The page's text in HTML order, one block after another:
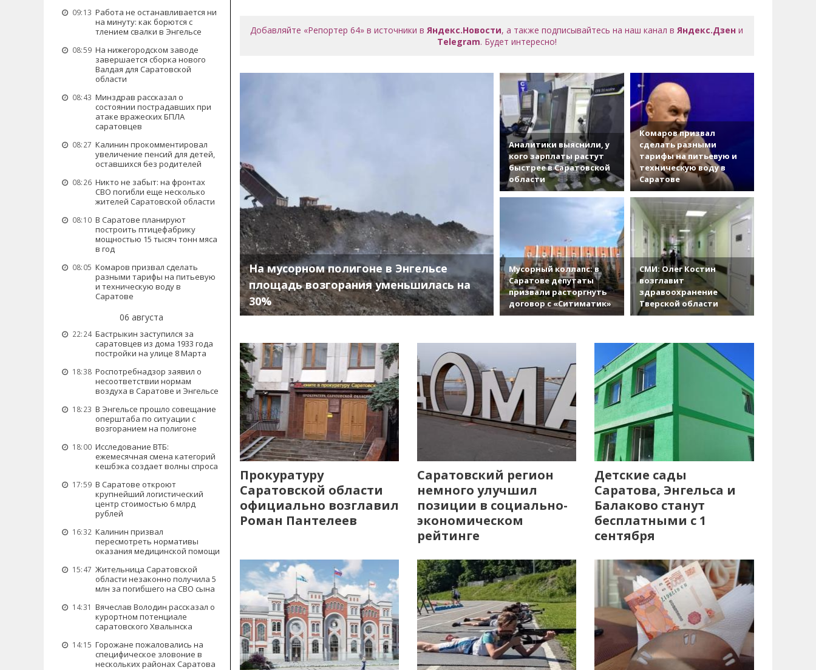
09:13 Работа не останавливается ни
на минуту: как борются с
тлением свалки в Энгельсе
08:59 На нижегородском заводе
завершается сборка нового
Валдая для Саратовской
области
08:43 Минздрав рассказал о
состоянии пострадавших при
атаке вражеских БПЛА
саратовцев
08:27 Калинин прокомментировал
увеличение пенсий для детей,
оставшихся без родителей
08:26 Никто не забыт: на фронтах
СВО погибли еще несколько
жителей Саратовской области
08:10 В Саратове планируют
построить птицефабрику
мощностью 15 тысяч тонн мяса
в год
08:05 Комаров призвал сделать
разными тарифы на питьевую
и техническую воду в
Саратове
06 августа
22:24 Бастрыкин заступился за
саратовцев из дома 1933 года
постройки на улице 8 Марта
18:38 Роспотребнадзор заявил о
несоответствии нормам
воздуха в Саратове и Энгельсе
18:23 В Энгельсе прошло совещание
оперштаба по ситуации с
возгоранием на полигоне
18:00 Исследование ВТБ:
ежемесячная смена категорий
кешбэка создает волны спроса
17:59 В Саратове откроют
крупнейший логистический
центр стоимостью 6 млрд
рублей
16:32 Калинин призвал
пересмотреть нормативы
оказания медицинской помощи
15:47 Жительница Саратовской
области незаконно получила 5
млн за погибшего на СВО сына
14:31 Вячеслав Володин рассказал о
курортном потенциале
саратовского Хвалынска
14:15 Горожане пожаловались на
специфическое зловоние в
нескольких районах Саратова
Добавляйте «Репортер 64» в источники вЯндекс.Новости, а также подписывайтесь на наш канал вЯндекс.Дзен и
Telegram. Будет интересно!
На мусорном полигоне в Энгельсе
площадь возгорания уменьшилась на
30%
Аналитики выяснили, у
кого зарплаты растут
быстрее в Саратовской
области
Комаров призвал
сделать разными
тарифы на питьевую и
техническую воду в
Саратове
Мусорный коллапс: в
Саратове депутаты
призвали расторгнуть
договор с «Ситиматик»
СМИ: Олег Костин
возглавит
здравоохранение
Тверской области
Прокуратуру
Саратовской области
официально возглавил
Роман Пантелеев
Саратовский регион
немного улучшил
позиции в социально-
экономическом
рейтинге
Детские сады
Саратова, Энгельса и
Балаково станут
бесплатными с 1
сентября